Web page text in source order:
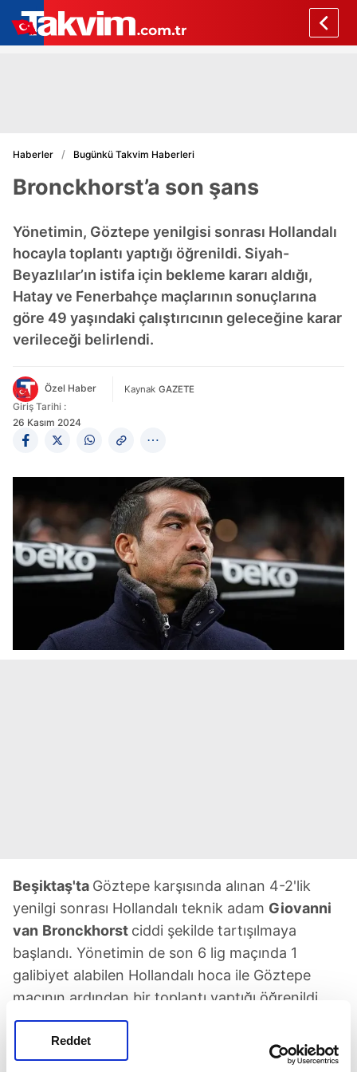
Reddet
Haberler Bugünkü Takvim Haberleri
Bronckhorst’a son şans
Yönetimin, Göztepe yenilgisi sonrası Hollandalı
hocayla toplantı yaptığı öğrenildi. Siyah-
Beyazlılar’ın istifa için bekleme kararı aldığı,
Hatay ve Fenerbahçe maçlarının sonuçlarına
göre 49 yaşındaki çalıştırıcının geleceğine karar
verileceği belirlendi.
Özel Haber Kaynak GAZETE
Giriş Tarihi :
26 Kasım 2024
Beşiktaş'ta Göztepe karşısında alınan 4-2'lik
yenilgi sonrası Hollandalı teknik adam Giovanni
van Bronckhorst ciddi şekilde tartışılmaya
başlandı. Yönetimin de son 6 lig maçında 1
galibiyet alabilen Hollandalı hoca ile Göztepe
maçının ardından bir toplantı yaptığı öğrenildi.
Toplantıda takımda
nedenlerinin masaya yatırıldığı
belirlendi. Siyah-
Beyazlı kurmayların da takımın performansından